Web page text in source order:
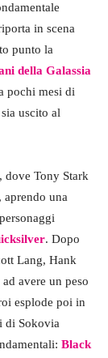
in scena
punto la
della Galassia
pochi mesi di
uscito al
, dove Tony Stark
aprendo una
. Dopo
Lang, Hank
avere un peso
esplode poi in
di Sokovia
Black